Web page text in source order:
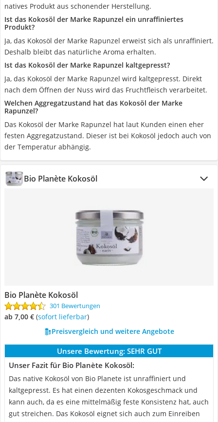
natives Produkt aus schonender Herstellung.
Ist das Kokosöl der Marke Rapunzel ein unraffiniertes
Produkt?
Ja, das Kokosöl der Marke Rapunzel erweist sich als unraffiniert.
Deshalb bleibt das natürliche Aroma erhalten.
Ist das Kokosöl der Marke Rapunzel kaltgepresst?
Ja, das Kokosöl der Marke Rapunzel wird kaltgepresst. Direkt
nach dem Öffnen der Nuss wird das Fruchtfleisch verarbeitet.
Welchen Aggregatzustand hat das Kokosöl der Marke
Rapunzel?
Das Kokosöl der Marke Rapunzel hat laut Kunden einen eher
festen Aggregatzustand. Dieser ist bei Kokosöl jedoch auch von
der Temperatur abhängig.
Bio Planète Kokosöl
Bio Planète Kokosöl
301 Bewertungen
ab 7,00 € ( Sofort lieferbar)
Preisvergleich und weitere Angebote
Unsere Bewertung: SEHR GUT
Unser Fazit für Bio Planète Kokosöl:
Das native Kokosöl von Bio Planete ist unraffiniert und
kaltgepresst. Es hat einen dezenten Kokosgeschmack und
kann auch, da es eine mittelmäßig feste Konsistenz hat, auch
gut streichen. Das Kokosöl eignet sich auch zum Einreiben